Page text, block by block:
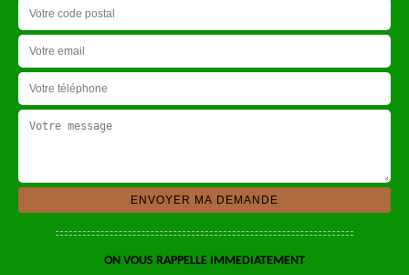
ON VOUS RAPPELLE IMMEDIATEMENT